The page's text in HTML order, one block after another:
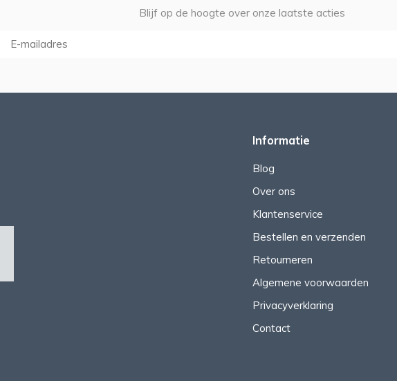
Blijf op de hoogte over onze laatste acties
Informatie
Blog
Over ons
Klantenservice
Bestellen en verzenden
Retourneren
Algemene voorwaarden
Privacyverklaring
Contact